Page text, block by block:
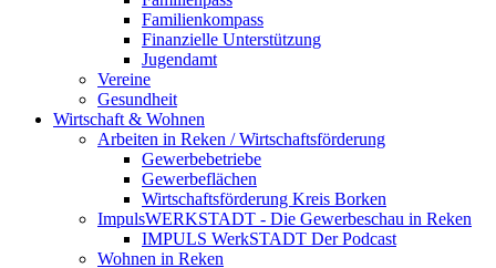
Familienkompass
Finanzielle Unterstützung
Jugendamt
Vereine
Gesundheit
Wirtschaft & Wohnen
Arbeiten in Reken / Wirtschaftsförderung
Gewerbebetriebe
Gewerbeflächen
Wirtschaftsförderung Kreis Borken
ImpulsWERKSTADT - Die Gewerbeschau in Reken
IMPULS WerkSTADT Der Podcast
Wohnen in Reken